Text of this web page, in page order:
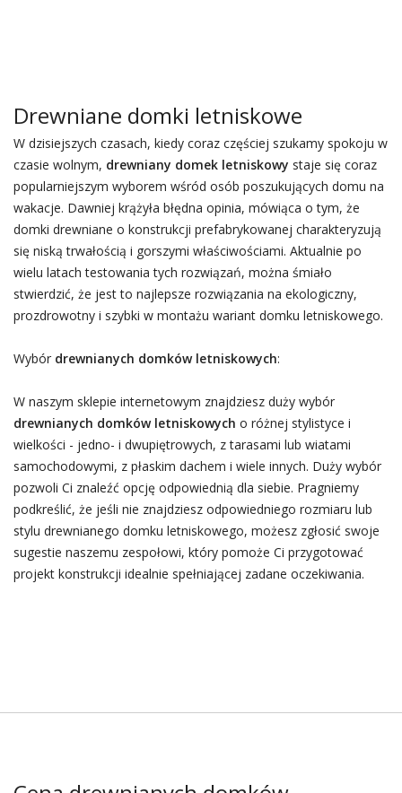
Drewniane domki letniskowe
W dzisiejszych czasach, kiedy coraz częściej szukamy spokoju w
czasie wolnym, drewniany domek letniskowy staje się coraz
popularniejszym wyborem wśród osób poszukujących domu na
wakacje. Dawniej krążyła błędna opinia, mówiąca o tym, że
domki drewniane o konstrukcji prefabrykowanej charakteryzują
się niską trwałością i gorszymi właściwościami. Aktualnie po
wielu latach testowania tych rozwiązań, można śmiało
stwierdzić, że jest to najlepsze rozwiązania na ekologiczny,
prozdrowotny i szybki w montażu wariant domku letniskowego.
Wybór drewnianych domków letniskowych:
W naszym sklepie internetowym znajdziesz duży wybór
drewnianych domków letniskowych o różnej stylistyce i
wielkości - jedno- i dwupiętrowych, z tarasami lub wiatami
samochodowymi, z płaskim dachem i wiele innych. Duży wybór
pozwoli Ci znaleźć opcję odpowiednią dla siebie. Pragniemy
podkreślić, że jeśli nie znajdziesz odpowiedniego rozmiaru lub
stylu drewnianego domku letniskowego, możesz zgłosić swoje
sugestie naszemu zespołowi, który pomoże Ci przygotować
projekt konstrukcji idealnie spełniającej zadane oczekiwania.